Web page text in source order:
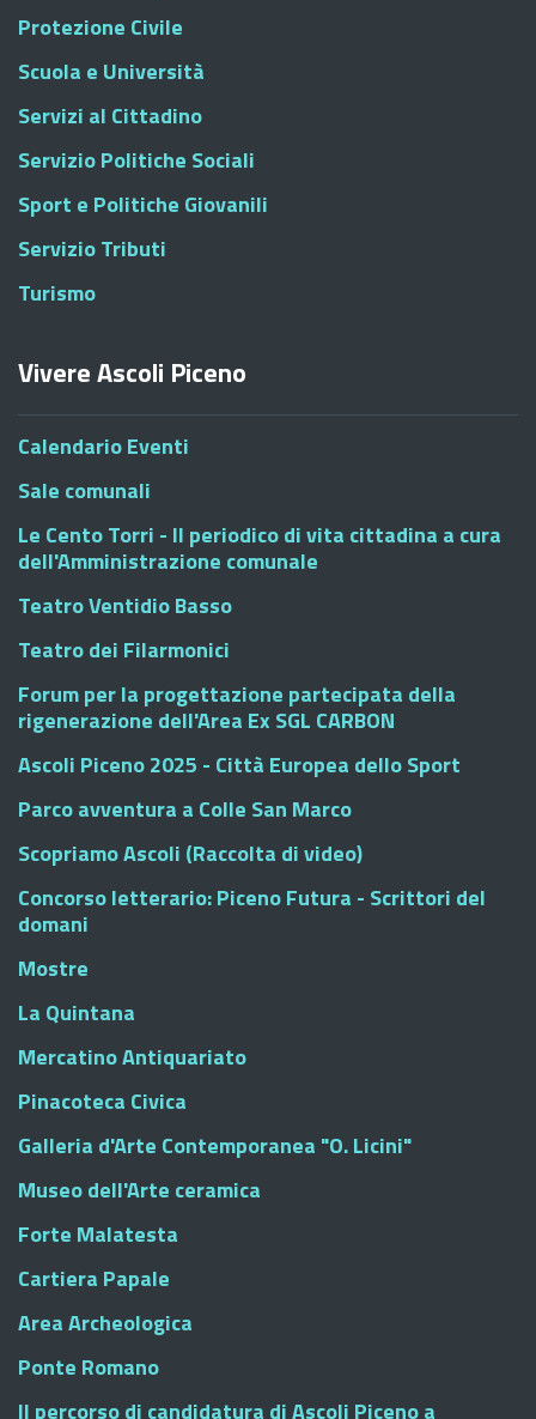
Protezione Civile
Scuola e Università
Servizi al Cittadino
Servizio Politiche Sociali
Sport e Politiche Giovanili
Servizio Tributi
Turismo
Vivere Ascoli Piceno
Calendario Eventi
Sale comunali
Le Cento Torri - Il periodico di vita cittadina a cura
dell'Amministrazione comunale
Teatro Ventidio Basso
Teatro dei Filarmonici
Forum per la progettazione partecipata della
rigenerazione dell'Area Ex SGL CARBON
Ascoli Piceno 2025 - Città Europea dello Sport
Parco avventura a Colle San Marco
Scopriamo Ascoli (Raccolta di video)
Concorso letterario: Piceno Futura - Scrittori del
domani
Mostre
La Quintana
Mercatino Antiquariato
Pinacoteca Civica
Galleria d'Arte Contemporanea "O. Licini"
Museo dell'Arte ceramica
Forte Malatesta
Cartiera Papale
Area Archeologica
Ponte Romano
Il percorso di candidatura di Ascoli Piceno a